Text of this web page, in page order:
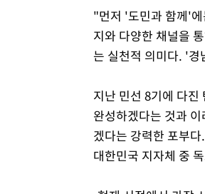
"먼저 '도민과 함께'에
지와 다양한 채널을
는 실천적 의미다. '경
지난 민선 8기에 다
완성하겠다는 것과
겠다는 강력한 포부
대한민국 지자체 중